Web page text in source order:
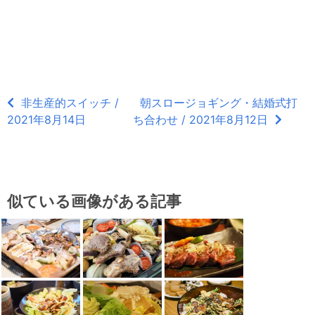
非生産的スイッチ /
2021年8月14日
朝スロージョギング・結婚式打
ち合わせ / 2021年8月12日
似ている画像がある記事